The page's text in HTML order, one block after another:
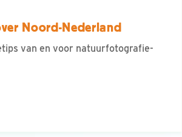
Noord-Nederland
van en voor natuurfotografie-